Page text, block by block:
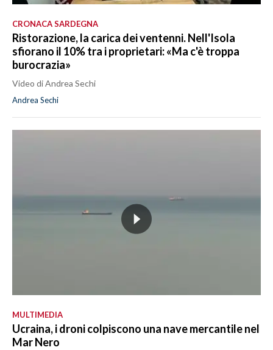
CRONACA SARDEGNA
Ristorazione, la carica dei ventenni. Nell'Isola
sfiorano il 10% tra i proprietari: «Ma c'è troppa
burocrazia»
Video di Andrea Sechi
Andrea Sechi
MULTIMEDIA
Ucraina, i droni colpiscono una nave mercantile nel
Mar Nero